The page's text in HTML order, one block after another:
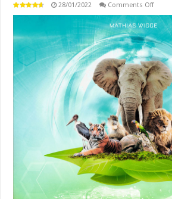
28/01/2022 Comments Offon
Nova
(2021)